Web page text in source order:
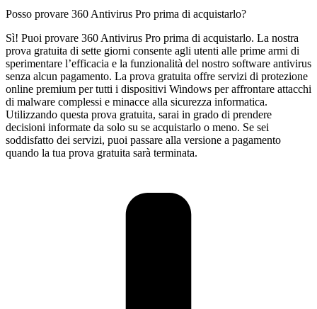
Posso provare 360 Antivirus Pro prima di acquistarlo?
Sì! Puoi provare 360 Antivirus Pro prima di acquistarlo. La nostra
prova gratuita di sette giorni consente agli utenti alle prime armi di
sperimentare l’efficacia e la funzionalità del nostro software antivirus
senza alcun pagamento. La prova gratuita offre servizi di protezione
online premium per tutti i dispositivi Windows per affrontare attacchi
di malware complessi e minacce alla sicurezza informatica.
Utilizzando questa prova gratuita, sarai in grado di prendere
decisioni informate da solo su se acquistarlo o meno. Se sei
soddisfatto dei servizi, puoi passare alla versione a pagamento
quando la tua prova gratuita sarà terminata.